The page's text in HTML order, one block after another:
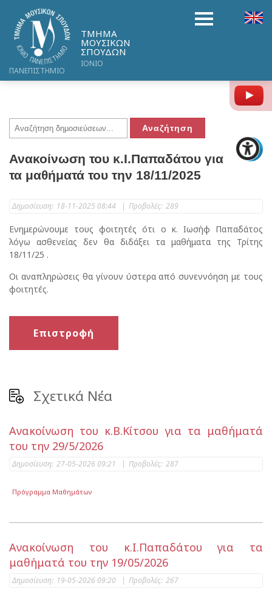
ΤΜΗΜΑ
ΜΟΥΣΙΚΩΝ
ΣΠΟΥΔΩΝ
ΙΟΝΙΟ
ΠΑΝΕΠΙΣΤΗΜΙΟ
Ανακοίνωση του κ.Ι.Παπαδάτου για
τα μαθήματά του την 18/11/2025
Δημοσίευση: 18-11-2025 08:44 | Προβολές: 289
Ενημερώνουμε τους φοιτητές ότι ο κ. Ιωσήφ Παπαδάτος
λόγω ασθενείας δεν θα διδάξει τα μαθήματα της Τρίτης
18/11/25 .
Οι αναπληρώσεις θα γίνουν ύστερα από συνεννόηση με τους
φοιτητές.
Επιστροφή
Σχετικά Νέα
Ανακοίνωση του κ.Β.Κίτσου για τα μαθήματά
του την 29/5/2026
Δημοσίευση: 27-05-2026 09:21 | Προβολές: 287
Πρόγραμμα Μαθημάτων
Ανακοίνωση του κ.Ι.Παπαδάτου για τα
μαθήματά του την 19/05/2026
Δημοσίευση: 19-05-2026 09:20 | Προβολές: 267